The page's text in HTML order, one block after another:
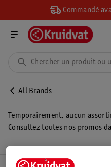
Commandé
All Brands
Temporairement, aucun
Consultez toutes nos promos